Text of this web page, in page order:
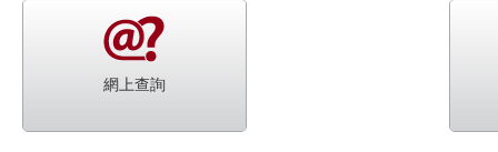
網上查詢